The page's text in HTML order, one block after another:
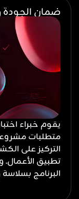
ضمان الجودة
يقوم خبراء
متطلبات
التركيز على
تطبيق
البرنامج